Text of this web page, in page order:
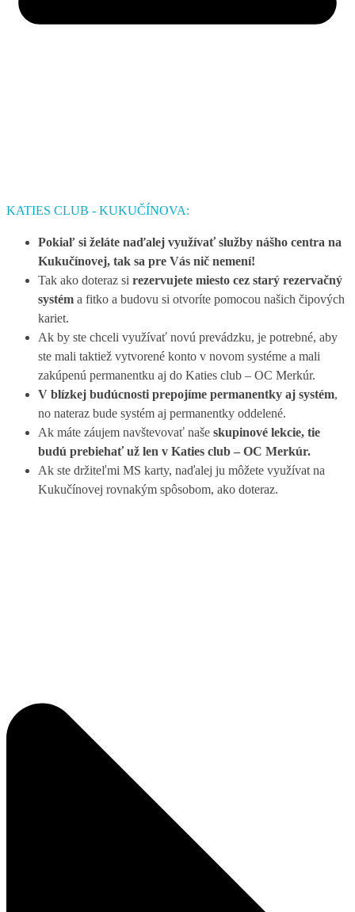
KATIES CLUB - KUKUČÍNOVA:
Pokiaľ si želáte naďalej využívať služby nášho centra na
Kukučínovej, tak sa pre Vás nič nemení!
Tak ako doteraz si rezervujete miesto cez starý rezervačný
systém a fitko a budovu si otvoríte pomocou našich čipových
kariet.
Ak by ste chceli využívať novú prevádzku, je potrebné, aby
ste mali taktiež vytvorené konto v novom systéme a mali
zakúpenú permanentku aj do Katies club – OC Merkúr.
V blízkej budúcnosti prepojíme permanentky aj systém,
no nateraz bude systém aj permanentky oddelené.
Ak máte záujem navštevovať naše skupinové lekcie, tie
budú prebiehať už len v Katies club – OC Merkúr.
Ak ste držiteľmi MS karty, naďalej ju môžete využívat na
Kukučínovej rovnakým spôsobom, ako doteraz.